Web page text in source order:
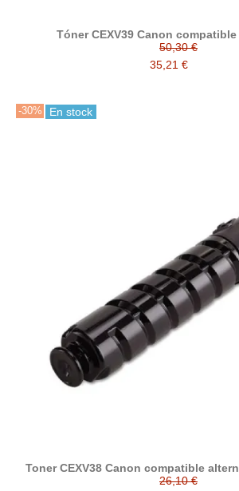
Tóner CEXV39 Canon compatible
50,30 €
35,21 €
-30% En stock
Toner CEXV38 Canon compatible
26,10 €